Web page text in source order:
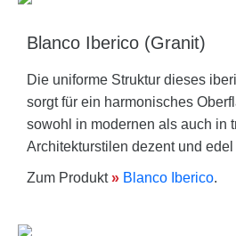
Blanco Iberico (Granit)
Die uniforme Struktur dieses
sorgt für ein harmonisches
sowohl in modernen als auch in
Architekturstilen dezent und
Zum Produkt» Blanco Iberico.